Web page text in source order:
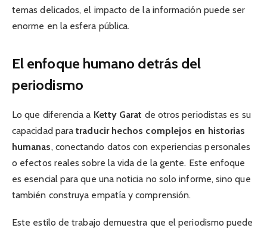
temas delicados, el impacto de la información puede ser
enorme en la esfera pública.
El enfoque humano detrás del
periodismo
Lo que diferencia a Ketty Garat de otros periodistas es su
capacidad paratraducir hechos complejos en historias
humanas, conectando datos con experiencias personales
o efectos reales sobre la vida de la gente. Este enfoque
es esencial para que una noticia no solo informe, sino que
también construya empatía y comprensión.
Este estilo de trabajo demuestra que el periodismo puede